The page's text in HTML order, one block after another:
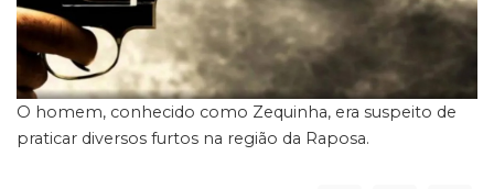
O homem, conhecido como Zequinha, era suspeito de
praticar diversos furtos na região da Raposa.